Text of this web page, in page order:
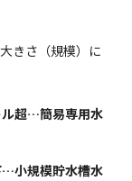
きさ（規模）に
超…簡易専用水
小規模貯水槽水